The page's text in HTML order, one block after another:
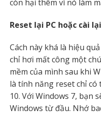
còn hại thêm vì nó làm
Reset lại PC hoặc cài
Cách này khá là hiệu
chỉ hơi mất công một
mềm của mình sau khi
là tính năng reset chỉ có
10. Với Windows 7, bạn
Windows từ đầu. Nhớ